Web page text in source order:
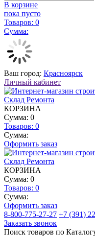
В корзине
пока пусто
Товаров: 0
Сумма:
Ваш город: Красноярск
Личный кабинет
КОРЗИНА
Сумма: 0
Товаров: 0
Сумма:
Оформить заказ
КОРЗИНА
Сумма: 0
Товаров: 0
Сумма:
Оформить заказ
8-800-775-27-27 +7 (391)
Заказать звонок
Поиск товаров по